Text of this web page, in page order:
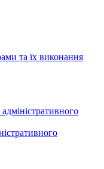
та їх виконання